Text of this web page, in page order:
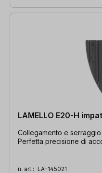
LAMELLO E20-H
Collegamento e serraggio
Perfetta precisione di
n. art.: LA-145021